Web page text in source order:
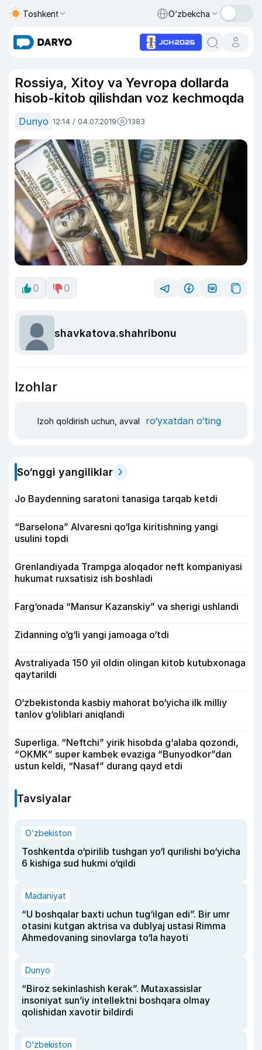
Toshkent O‘zbekcha
Rossiya, Xitoy va Yevropa dollarda
hisob-kitob qilishdan voz kechmoqda
Dunyo 12:14 / 04.07.2019 1383
0 0
shavkatova.shahribonu
Izohlar
Izoh qoldirish uchun, avval ro‘yxatdan o‘ting
So‘nggi yangiliklar
Jo Baydenning saratoni tanasiga tarqab ketdi
“Barselona” Alvaresni qo‘lga kiritishning yangi
usulini topdi
Grenlandiyada Trampga aloqador neft kompaniyasi
hukumat ruxsatisiz ish boshladi
Farg‘onada “Mansur Kazanskiy” va sherigi ushlandi
Zidanning o‘g‘li yangi jamoaga o‘tdi
Avstraliyada 150 yil oldin olingan kitob kutubxonaga
qaytarildi
O‘zbekistonda kasbiy mahorat bo‘yicha ilk milliy
tanlov g‘oliblari aniqlandi
Superliga. “Neftchi” yirik hisobda g‘alaba qozondi,
“OKMK” super kambek evaziga “Bunyodkor”dan
ustun keldi, “Nasaf” durang qayd etdi
Tavsiyalar
O‘zbekiston
Toshkentda o‘pirilib tushgan yo‘l qurilishi bo‘yicha
6 kishiga sud hukmi o‘qildi
Madaniyat
“U boshqalar baxti uchun tug‘ilgan edi”. Bir umr
otasini kutgan aktrisa va dublyaj ustasi Rimma
Ahmedovaning sinovlarga to‘la hayoti
Dunyo
“Biroz sekinlashish kerak”. Mutaxassislar
insoniyat sun’iy intellektni boshqara olmay
qolishidan xavotir bildirdi
O‘zbekiston